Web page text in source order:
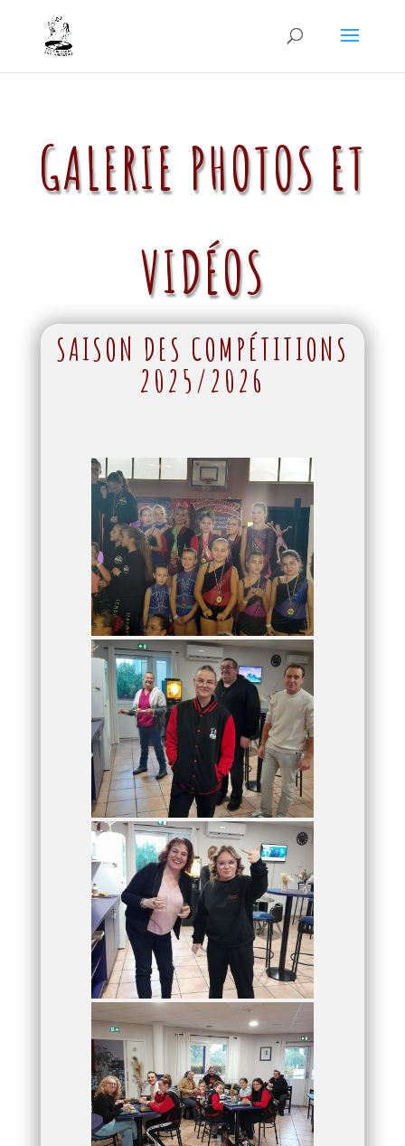
GALERIE PHOTOS ET
VIDÉOS
SAISON DES COMPÉTITIONS
2025/2026